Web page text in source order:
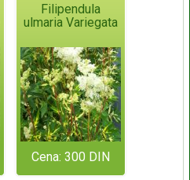
Filipendula
ulmaria Variegata
Cena: 300 DIN